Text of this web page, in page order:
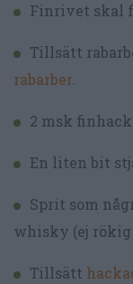
Finrivet skal
Tillsätt
rabarber.
2 msk
En liten bit
Sprit som
whisky (ej
Tillsätt